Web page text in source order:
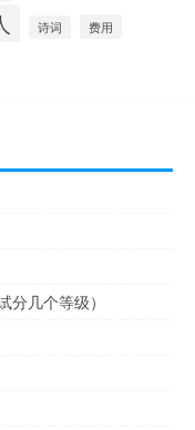
诗词 费用
几个等级）